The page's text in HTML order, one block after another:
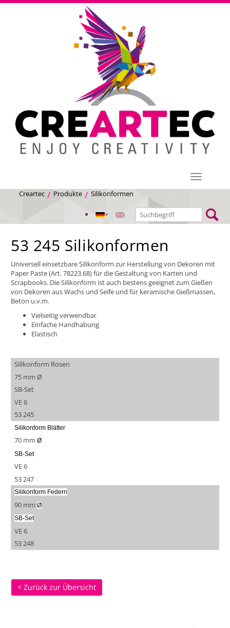
Menü
Creartec Produkte Silikonformen
53 245 Silikonformen
Universell einsetzbare Silikonform zur Herstellung von Dekoren mit
Paper Paste (Art. 78223.68) für die Gestaltung von Karten und
Scrapbooks. Die Silikonform ist auch bestens geeignet zum Gießen
von Dekoren aus Wachs und Seife und für keramische Gießmassen,
Beton u.v.m.
Vielseitig verwendbar
Einfache Handhabung
Elastisch
Silikonform Rosen
75 mm Ø
SB-Set
VE 6
53 245
Silikonform Blätter
70 mm Ø
SB-Set
VE 6
53 247
Silikonform Federn
90 mm Ø
SB-Set
VE 6
53 248
< Zurück zur Übersicht